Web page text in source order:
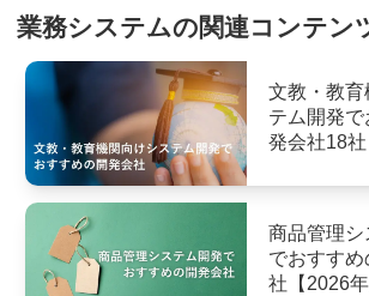
業務システムの関連コンテン
文教・教育
テム開発
発会社18社
商品管理シ
でおすす
社【2026年